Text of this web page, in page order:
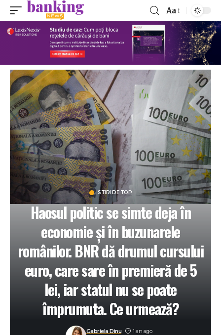
Aa
STIRI DE TOP
Haosul politic se simte deja în
economie și în buzunarele
românilor. BNR dă drumul cursului
euro, care sare în premieră de 5
lei, iar statul nu se poate
împrumuta. Ce urmează?
Gabriela Dinu 1 an ago